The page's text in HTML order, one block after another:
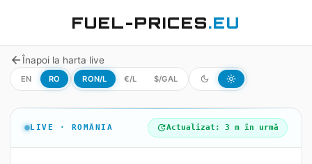
FUEL-PRICES.EU
arrow_backÎnapoi la harta live
EN RO RON/L €/L $/GAL dark_mode light_mode
LIVE · ROMÂNIA updateActualizat: 3 m în urmă